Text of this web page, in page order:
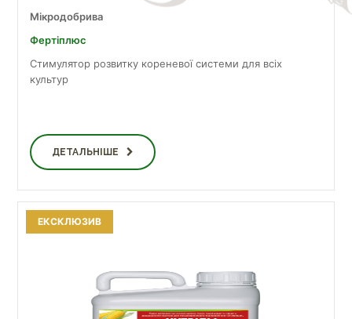
Мікродобрива
Фертіплюс
Стимулятор розвитку кореневої системи для всіх
культур
ДЕТАЛЬНІШЕ
ЕКСКЛЮЗИВ